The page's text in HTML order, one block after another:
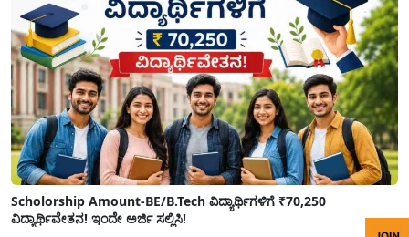
Scholorship Amount-BE/B.Tech ವಿದ್ಯಾರ್ಥಿಗಳಿಗೆ ₹70,250
ವಿದ್ಯಾರ್ಥಿವೇತನ! ಇಂದೇ ಅರ್ಜಿ ಸಲ್ಲಿಸಿ!